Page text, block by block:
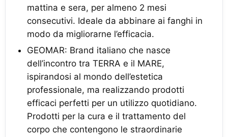
mattina e sera, per almeno 2 mesi
consecutivi. Ideale da abbinare ai fanghi in
modo da migliorarne l’efficacia.
GEOMAR: Brand italiano che nasce
dell’incontro tra TERRA e il MARE,
ispirandosi al mondo dell’estetica
professionale, ma realizzando prodotti
efficaci perfetti per un utilizzo quotidiano.
Prodotti per la cura e il trattamento del
corpo che contengono le straordinarie